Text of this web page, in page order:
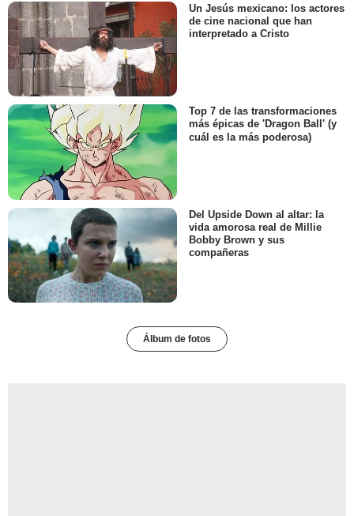
Un Jesús mexicano: los actores
de cine nacional que han
interpretado a Cristo
Top 7 de las transformaciones
más épicas de 'Dragon Ball' (y
cuál es la más poderosa)
Del Upside Down al altar: la
vida amorosa real de Millie
Bobby Brown y sus
compañeras
Álbum de fotos